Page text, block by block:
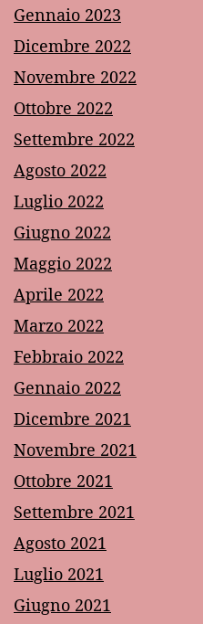
Gennaio 2023
Dicembre 2022
Novembre 2022
Ottobre 2022
Settembre 2022
Agosto 2022
Luglio 2022
Giugno 2022
Maggio 2022
Aprile 2022
Marzo 2022
Febbraio 2022
Gennaio 2022
Dicembre 2021
Novembre 2021
Ottobre 2021
Settembre 2021
Agosto 2021
Luglio 2021
Giugno 2021